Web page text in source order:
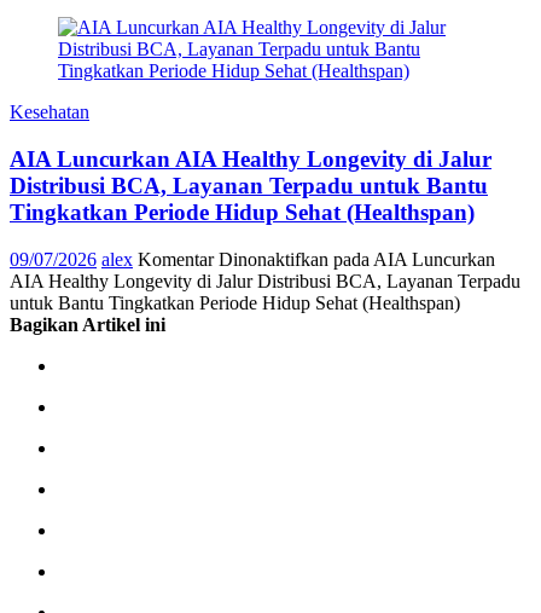
Kesehatan
AIA Luncurkan AIA Healthy Longevity di Jalur
Distribusi BCA, Layanan Terpadu untuk Bantu
Tingkatkan Periode Hidup Sehat (Healthspan)
09/07/2026 alex Komentar Dinonaktifkan pada AIA Luncurkan
AIA Healthy Longevity di Jalur Distribusi BCA, Layanan Terpadu
untuk Bantu Tingkatkan Periode Hidup Sehat (Healthspan)
Bagikan Artikel ini